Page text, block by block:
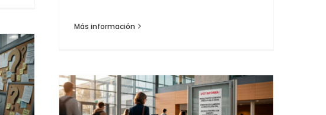
Más información